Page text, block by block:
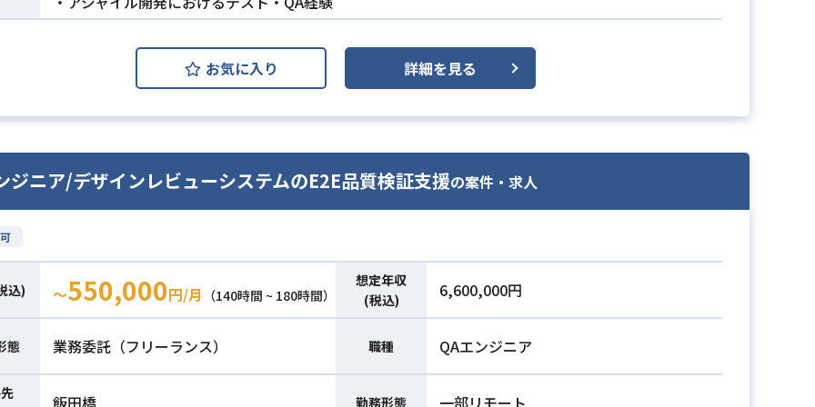
お気に入り 詳細を見る
ジニア/デザインレビューシステムのE2E品質検証支援の案件・求人
込) 〜550,000円/月 （140時間 ~ 180時間）
想定年収
(税込)
6,600,000円
態 業務委託（フリーランス） 職種 QAエンジニア
飯田橋 勤務形態 一部リモート